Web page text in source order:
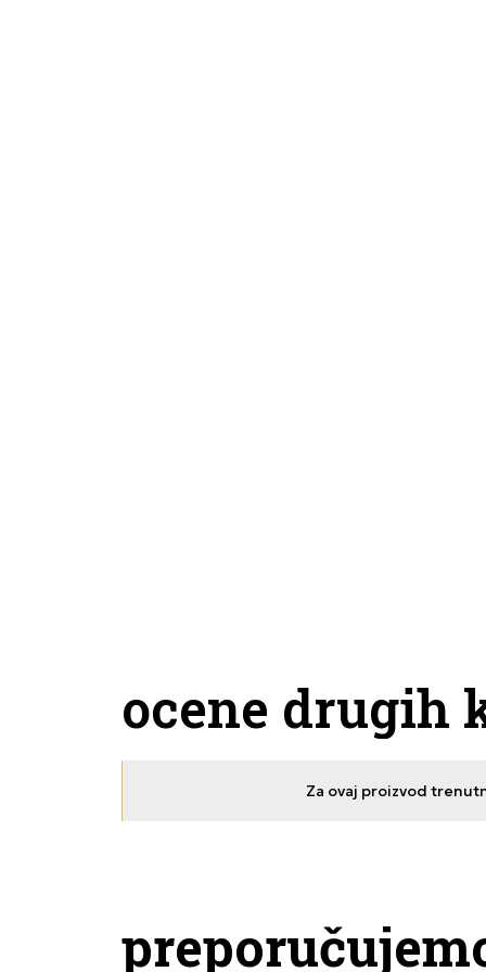
ocene drugih
Za ovaj proizvod